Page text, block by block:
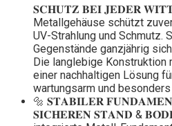
𝐒𝐂𝐇𝐔𝐓𝐙 𝐁𝐄𝐈 𝐉𝐄𝐃𝐄𝐑
Metallgehäuse schützt
UV-Strahlung und Schmutz.
Gegenstände ganzjährig
Die langlebige Konstruktion
einer nachhaltigen Lösung
wartungsarm und
🔩 𝐒𝐓𝐀𝐁𝐈𝐋𝐄𝐑
𝐒𝐈𝐂𝐇𝐄𝐑𝐄𝐍 𝐒𝐓𝐀𝐍𝐃 &